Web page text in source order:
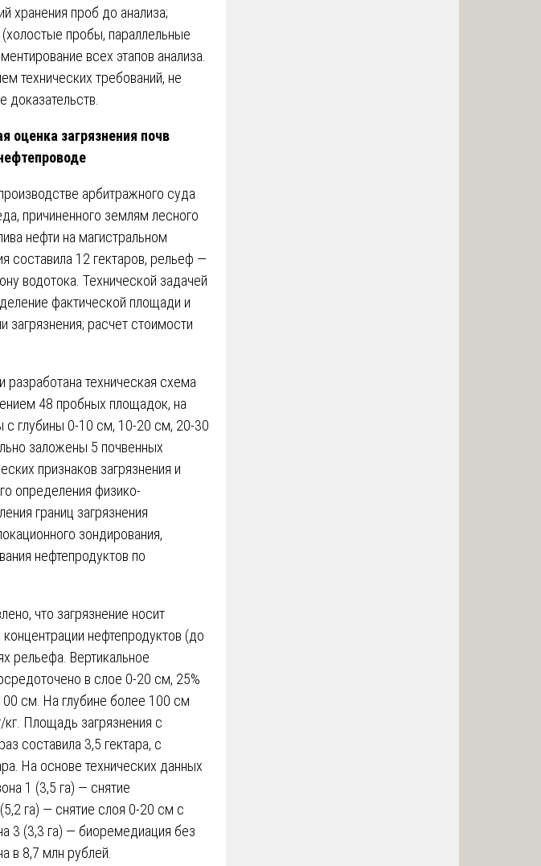
хранения проб до анализа;
пробы, параллельные
всех этапов анализа.
технических требований, не
доказательств.
оценка загрязнения почв
арбитражного суда
причиненного землям лесного
нефти на магистральном
составила 12 гектаров, рельеф —
водотока. Технической задачей
фактической площади и
загрязнения; расчет стоимости
разработана техническая схема
48 пробных площадок, на
глубины 0-10 см, 10-20 см, 20-30
заложены 5 почвенных
признаков загрязнения и
определения физико-
границ загрязнения
зондирования,
нефтепродуктов по
что загрязнение носит
нефтепродуктов (до
рельефа. Вертикальное
в слое 0-20 см, 25%
см. На глубине более 100 см
Площадь загрязнения с
составила 3,5 гектара, с
На основе технических данных
1 (3,5 га) — снятие
га) — снятие слоя 0-20 см с
3 (3,3 га) — биоремедиация без
в 8,7 млн рублей.